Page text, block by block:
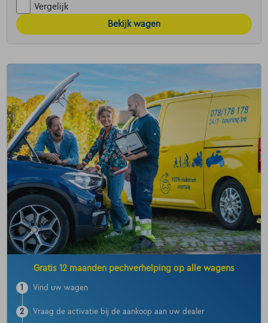
Vergelijk
Bekijk wagen
Gratis 12 maanden pechverhelping op alle wagens
1 Vind uw wagen
2 Vraag de activatie bij de aankoop aan uw dealer